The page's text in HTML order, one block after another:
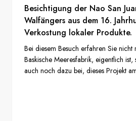
Besichtigung der Nao San
Walfängers aus dem 16.
Verkostung lokaler Produkte.
Bei diesem Besuch erfahren Sie
Baskische Meeresfabrik, eigentlich
auch noch dazu bei, dieses Projekt